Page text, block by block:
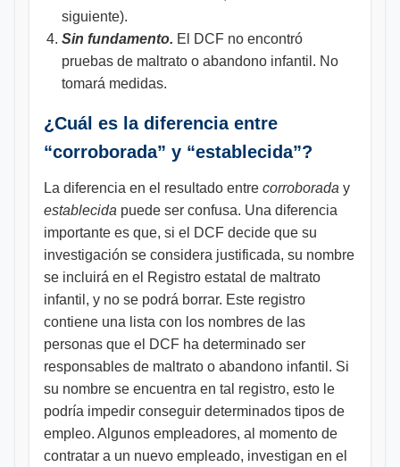
siguiente).
Sin fundamento. El DCF no encontró
pruebas de maltrato o abandono infantil. No
tomará medidas.
¿Cuál es la diferencia entre
“corroborada” y “establecida”?
La diferencia en el resultado entre corroborada y
establecida puede ser confusa. Una diferencia
importante es que, si el DCF decide que su
investigación se considera justificada, su nombre
se incluirá en el Registro estatal de maltrato
infantil, y no se podrá borrar. Este registro
contiene una lista con los nombres de las
personas que el DCF ha determinado ser
responsables de maltrato o abandono infantil. Si
su nombre se encuentra en tal registro, esto le
podría impedir conseguir determinados tipos de
empleo. Algunos empleadores, al momento de
contratar a un nuevo empleado, investigan en el